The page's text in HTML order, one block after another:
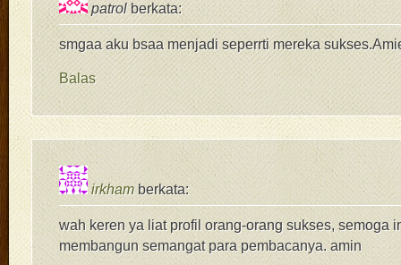
patrol berkata:
smgaa aku bsaa menjadi seperrti mereka
Balas
irkham berkata:
wah keren ya liat profil orang-orang sukses, semoga
membangun semangat para pembacanya. amin